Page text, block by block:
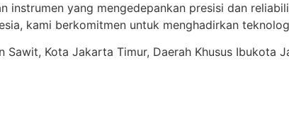
instrumen yang mengedepankan presisi dan
kami berkomitmen untuk menghadirkan
Sawit, Kota Jakarta Timur, Daerah Khusus Ibukota